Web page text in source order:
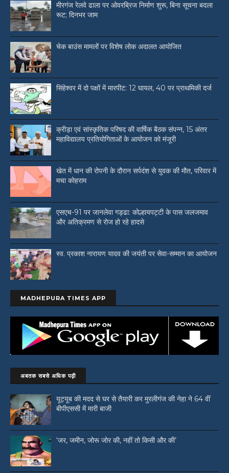
मीरगंज रेलवे ढाला पर ओवरब्रिज निर्माण शुरू, बिना सूचना बदला
रूट; दिनभर जाम
चेक बाउंस मामलों पर विशेष लोक अदालत आयोजित
सिंहेश्वर में दो पक्षों में मारपीट: 12 घायल, 40 पर प्राथमिकी दर्ज
क्रीड़ा एवं सांस्कृतिक परिषद की वार्षिक बैठक संपन्न, 15 अंतर
महाविद्यालय प्रतियोगिताओं के आयोजन को मंजूरी
खेत में धान की रोपनी के दौरान सर्पदंश से युवक की मौत, परिवार में
मचा कोहराम
एसएच-91 पर जानलेवा गड्ढा: कोल्हायपट्टी के पास जलजमाव
और अतिक्रमण से रोज हो रहे हादसे
स्व. प्रकाश नारायण यादव की जयंती पर सेवा-सम्मान का आयोजन
MADHEPURA TIMES APP
अबतक सबसे अधिक पढ़ी
यूट्यूब की मदद से घर से तैयारी कर मुरलीगंज की नेहा ने 64 वीं
बीपीएससी में मारी बाजी
‘जर, जमीन, जोरू जोर की, नहीं तो किसी और की’